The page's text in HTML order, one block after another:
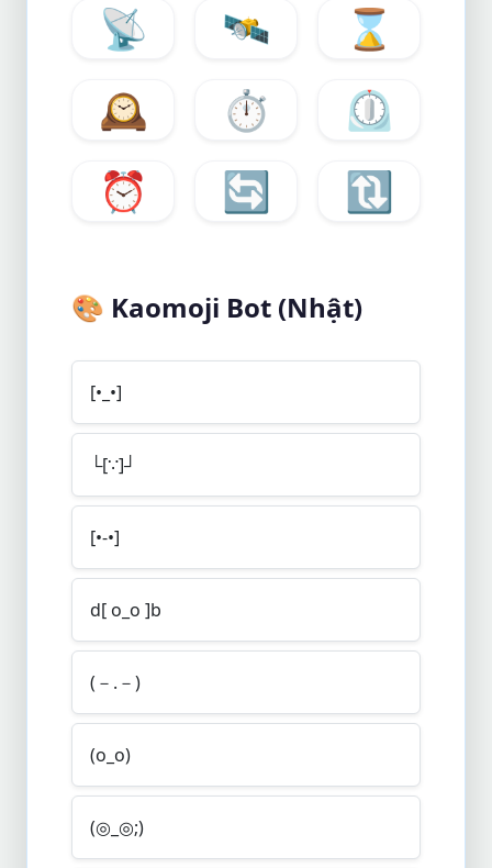
📡
🛰️
⌛
🕰️
⏱️
⏲️
⏰
🔄 🔃
🎨 Kaomoji Bot (Nhật)
[•_•]
└[∵]┘
[•-•]
d[ o_o ]b
(－.－)
(o_o)
(◎_◎;)